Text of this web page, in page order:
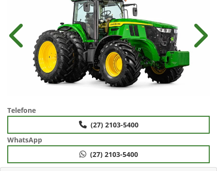
Anterior
Telefone
(27) 2103-5400
WhatsApp
(27) 2103-5400